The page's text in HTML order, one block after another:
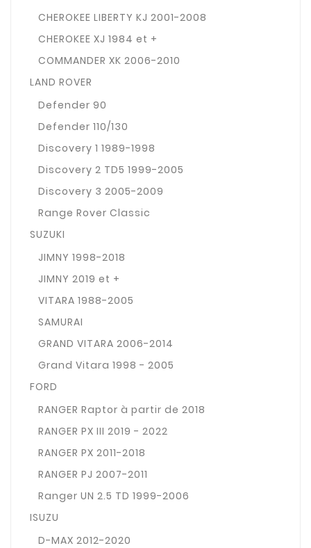
CHEROKEE LIBERTY KJ 2001-2008
CHEROKEE XJ 1984 et +
COMMANDER XK 2006-2010
LAND ROVER
Defender 90
Defender 110/130
Discovery 1 1989-1998
Discovery 2 TD5 1999-2005
Discovery 3 2005-2009
Range Rover Classic
SUZUKI
JIMNY 1998-2018
JIMNY 2019 et +
VITARA 1988-2005
SAMURAI
GRAND VITARA 2006-2014
Grand Vitara 1998 - 2005
FORD
RANGER Raptor à partir de 2018
RANGER PX III 2019 - 2022
RANGER PX 2011-2018
RANGER PJ 2007-2011
Ranger UN 2.5 TD 1999-2006
ISUZU
D-MAX 2012-2020